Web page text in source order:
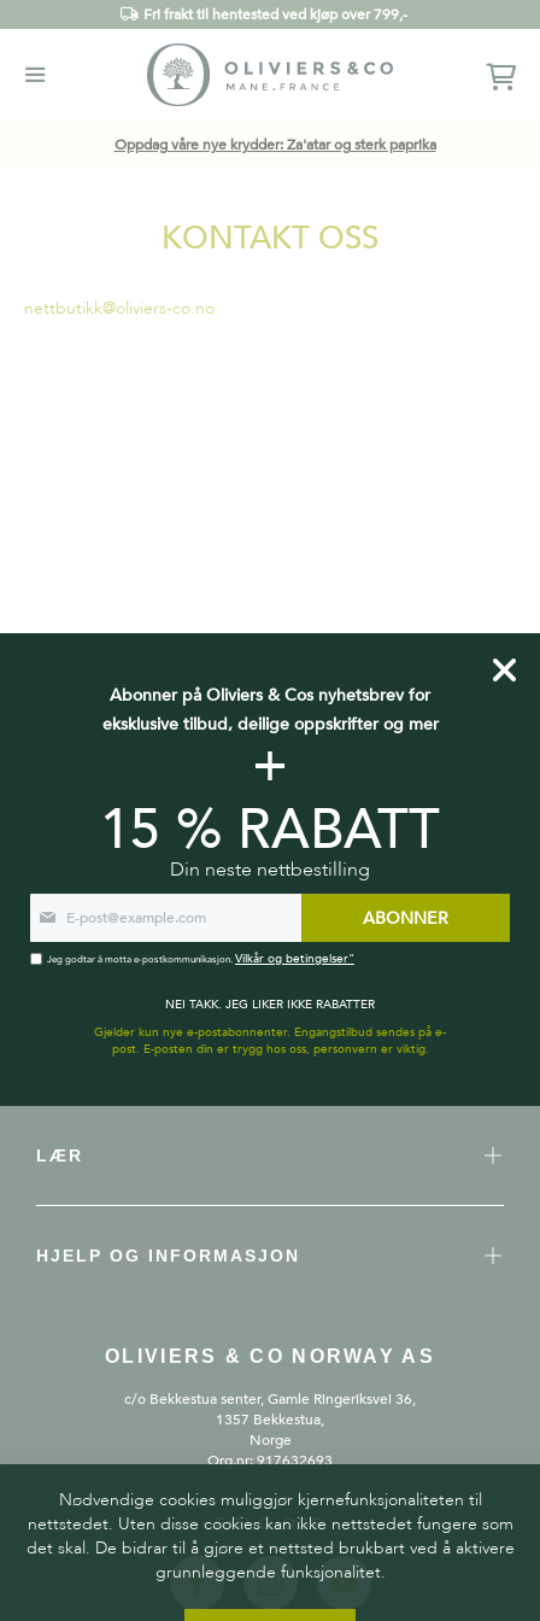
Abonner på Oliviers & Cos nyhetsbrev for
eksklusive tilbud, deilige oppskrifter og mer
+
15 % RABATT
Din neste nettbestilling
ABONNER
Jeg godtar å motta e-postkommunikasjon.Vilkår og betingelser"
NEI TAKK. JEG LIKER IKKE RABATTER
Gjelder kun nye e-postabonnenter. Engangstilbud sendes på e-
post. E-posten din er trygg hos oss, personvern er viktig.
Fri frakt til hentested ved kjøp over 799,-
Oppdag våre nye krydder: Za'atar og sterk paprika
KONTAKT OSS
nettbutikk@oliviers-co.no
ABONNER PÅ VÅRT NYHETSBREV
oppskrifter, gode tips, nye produktkunngjøringer og eksklusive
Jeg godtar å motta e-postkommunikasjon. Vilkår og betingelser"
BLI KJENT MED OLIVIERS & CO
LÆR
HJELP OG INFORMASJON
OLIVIERS & CO NORWAY AS
c/o Bekkestua senter, Gamle Ringeriksvei 36,
1357 Bekkestua,
Norge
Org.nr: 917632693
FØLG OSS
Nødvendige cookies muliggjør kjernefunksjonaliteten til
nettstedet. Uten disse cookies kan ikke nettstedet fungere som
det skal. De bidrar til å gjøre et nettsted brukbart ved å aktivere
grunnleggende funksjonalitet.